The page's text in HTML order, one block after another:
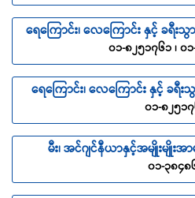
ရေကြောင်း၊ လေကြောင်း နှင့် ခရီ
၀၁-၈၂၅၁၇၆၁ ၊ ၀
ရေကြောင်း၊ လေကြောင်း နှင့် ခရီး
၀၁-၈၂၅၁
မီး၊ အင်ဂျင်နီယာနှင့်အမျိုးမျို
၀၁-၃၈၄၈